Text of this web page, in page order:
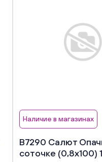
Наличие в магазинах
В7290 Салют
соточке (0,8х100)